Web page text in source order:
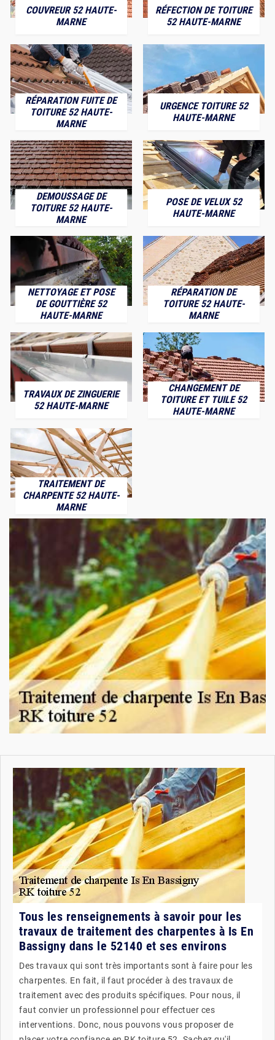
COUVREUR 52 HAUTE-
MARNE
RÉFECTION DE TOITURE
52 HAUTE-MARNE
RÉPARATION FUITE DE
TOITURE 52 HAUTE-
MARNE
URGENCE TOITURE 52
HAUTE-MARNE
DEMOUSSAGE DE
TOITURE 52 HAUTE-
MARNE
POSE DE VELUX 52
HAUTE-MARNE
NETTOYAGE ET POSE
DE GOUTTIÈRE 52
HAUTE-MARNE
RÉPARATION DE
TOITURE 52 HAUTE-
MARNE
TRAVAUX DE ZINGUERIE
52 HAUTE-MARNE
CHANGEMENT DE
TOITURE ET TUILE 52
HAUTE-MARNE
TRAITEMENT DE
CHARPENTE 52 HAUTE-
MARNE
Tous les renseignements à savoir pour les
travaux de traitement des charpentes à Is En
Bassigny dans le 52140 et ses environs
Des travaux qui sont très importants sont à faire pour les
charpentes. En fait, il faut procéder à des travaux de
traitement avec des produits spécifiques. Pour nous, il
faut convier un professionnel pour effectuer ces
interventions. Donc, nous pouvons vous proposer de